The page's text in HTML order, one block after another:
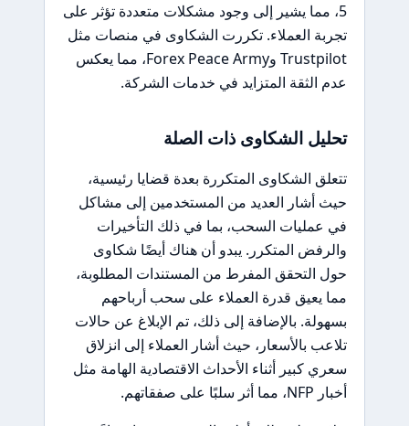
5، مما يشير إلى وجود مشكلات متعددة تؤثر على
تجربة العملاء. تكررت الشكاوى في منصات مثل
Trustpilot وForex Peace Army، مما يعكس
عدم الثقة المتزايد في خدمات الشركة.
تحليل الشكاوى ذات الصلة
تتعلق الشكاوى المتكررة بعدة قضايا رئيسية،
حيث أشار العديد من المستخدمين إلى مشاكل
في عمليات السحب، بما في ذلك التأخيرات
والرفض المتكرر. يبدو أن هناك أيضًا شكاوى
حول التحقق المفرط من المستندات المطلوبة،
مما يعيق قدرة العملاء على سحب أرباحهم
بسهولة. بالإضافة إلى ذلك، تم الإبلاغ عن حالات
تلاعب بالأسعار، حيث أشار العملاء إلى انزلاق
سعري كبير أثناء الأحداث الاقتصادية الهامة مثل
أخبار NFP، مما أثر سلبًا على صفقاتهم.